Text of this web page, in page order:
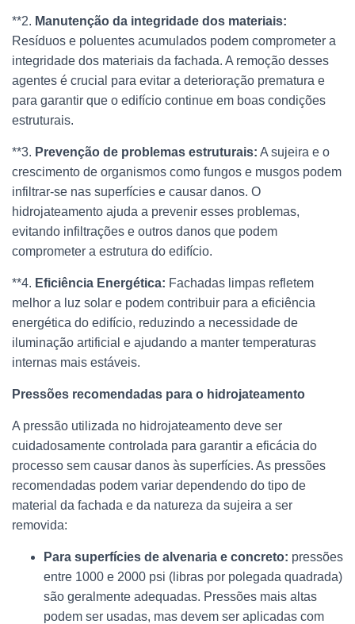
**2. Manutenção da integridade dos materiais:
Resíduos e poluentes acumulados podem comprometer a
integridade dos materiais da fachada. A remoção desses
agentes é crucial para evitar a deterioração prematura e
para garantir que o edifício continue em boas condições
estruturais.
**3. Prevenção de problemas estruturais: A sujeira e o
crescimento de organismos como fungos e musgos podem
infiltrar-se nas superfícies e causar danos. O
hidrojateamento ajuda a prevenir esses problemas,
evitando infiltrações e outros danos que podem
comprometer a estrutura do edifício.
**4. Eficiência Energética: Fachadas limpas refletem
melhor a luz solar e podem contribuir para a eficiência
energética do edifício, reduzindo a necessidade de
iluminação artificial e ajudando a manter temperaturas
internas mais estáveis.
Pressões recomendadas para o hidrojateamento
A pressão utilizada no hidrojateamento deve ser
cuidadosamente controlada para garantir a eficácia do
processo sem causar danos às superfícies. As pressões
recomendadas podem variar dependendo do tipo de
material da fachada e da natureza da sujeira a ser
removida:
Para superfícies de alvenaria e concreto: pressões
entre 1000 e 2000 psi (libras por polegada quadrada)
são geralmente adequadas. Pressões mais altas
podem ser usadas, mas devem ser aplicadas com